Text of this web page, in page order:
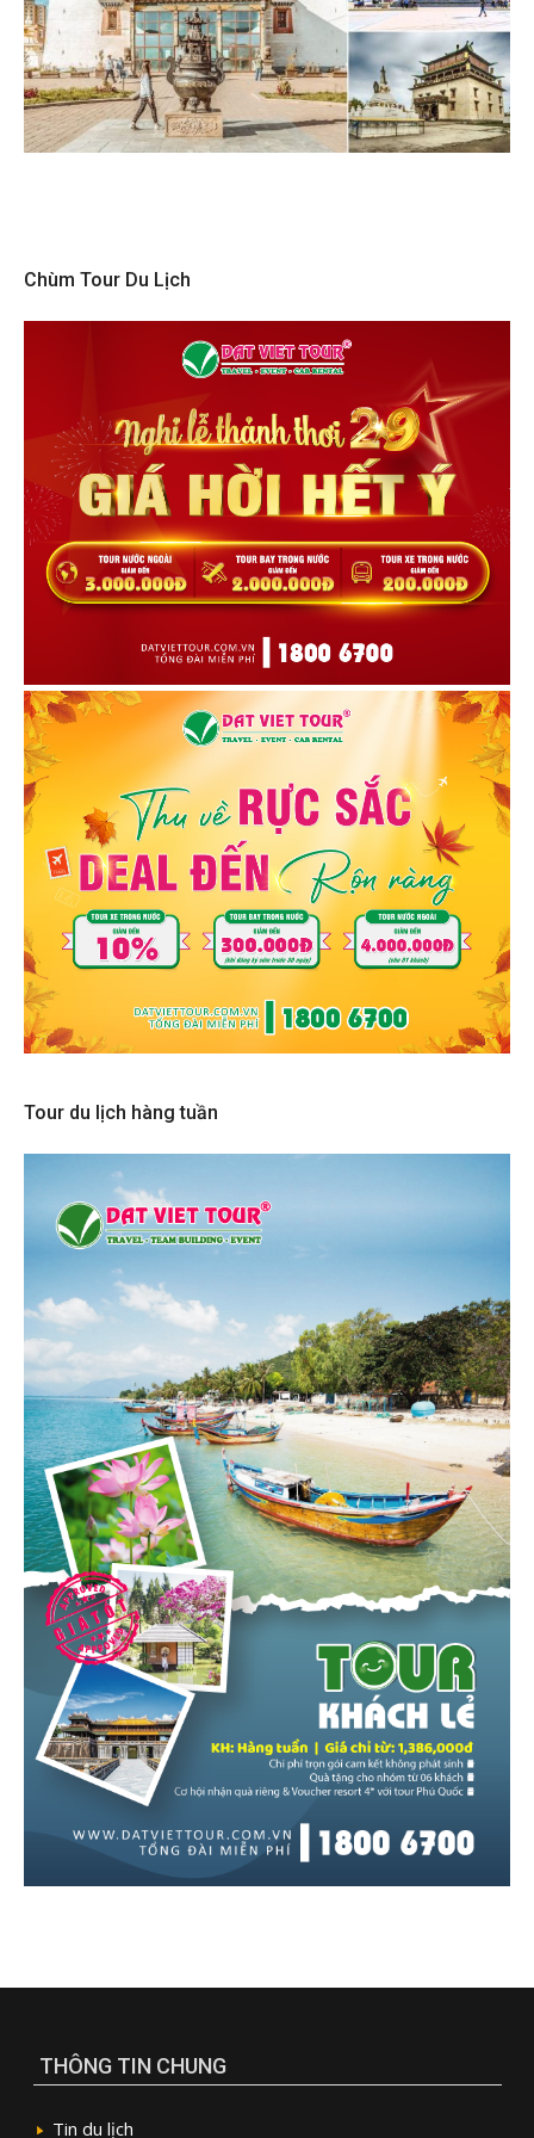
Chùm Tour Du Lịch
Tour du lịch hàng tuần
THÔNG TIN CHUNG
Tin du lịch